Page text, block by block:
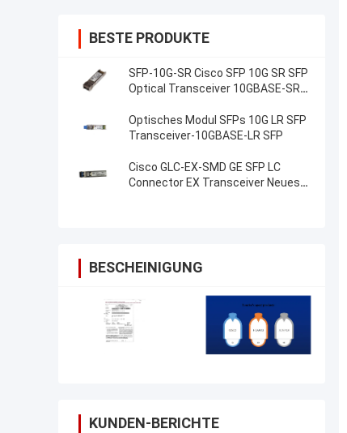
BESTE PRODUKTE
SFP-10G-SR Cisco SFP 10G SR SFP
Optical Transceiver 10GBASE-SR
Optisches Modul SFPs 10G LR SFP
Transceiver-10GBASE-LR SFP
Cisco GLC-EX-SMD GE SFP LC
Connector EX Transceiver Neues
BESCHEINIGUNG
KUNDEN-BERICHTE